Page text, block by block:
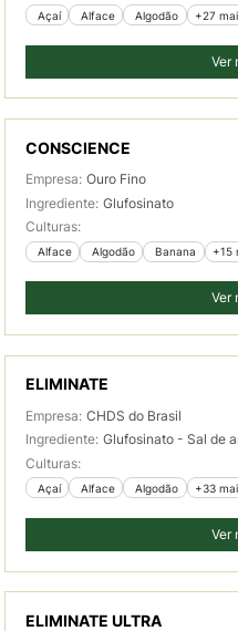
Açaí Alface Algodão +27
Ver
CONSCIENCE
Empresa: Ouro Fino
Ingrediente: Glufosinato
Culturas:
Alface Algodão Banana +15
Ver
ELIMINATE
Empresa: CHDS do Brasil
Ingrediente: Glufosinato - Sal de
Culturas:
Açaí Alface Algodão +33
Ver
ELIMINATE ULTRA